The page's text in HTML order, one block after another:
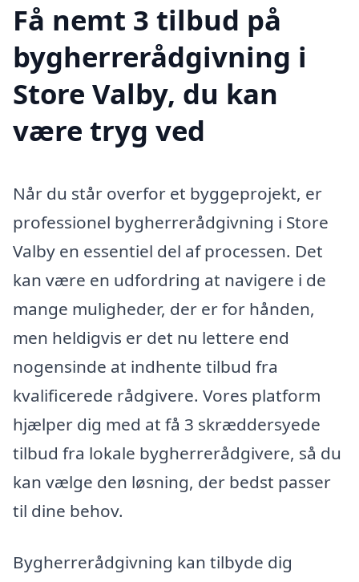
Få nemt 3 tilbud på
bygherrerådgivning i
Store Valby, du kan
være tryg ved
Når du står overfor et byggeprojekt, er
professionel bygherrerådgivning i Store
Valby en essentiel del af processen. Det
kan være en udfordring at navigere i de
mange muligheder, der er for hånden,
men heldigvis er det nu lettere end
nogensinde at indhente tilbud fra
kvalificerede rådgivere. Vores platform
hjælper dig med at få 3 skræddersyede
tilbud fra lokale bygherrerådgivere, så du
kan vælge den løsning, der bedst passer
til dine behov.
Bygherrerådgivning kan tilbyde dig